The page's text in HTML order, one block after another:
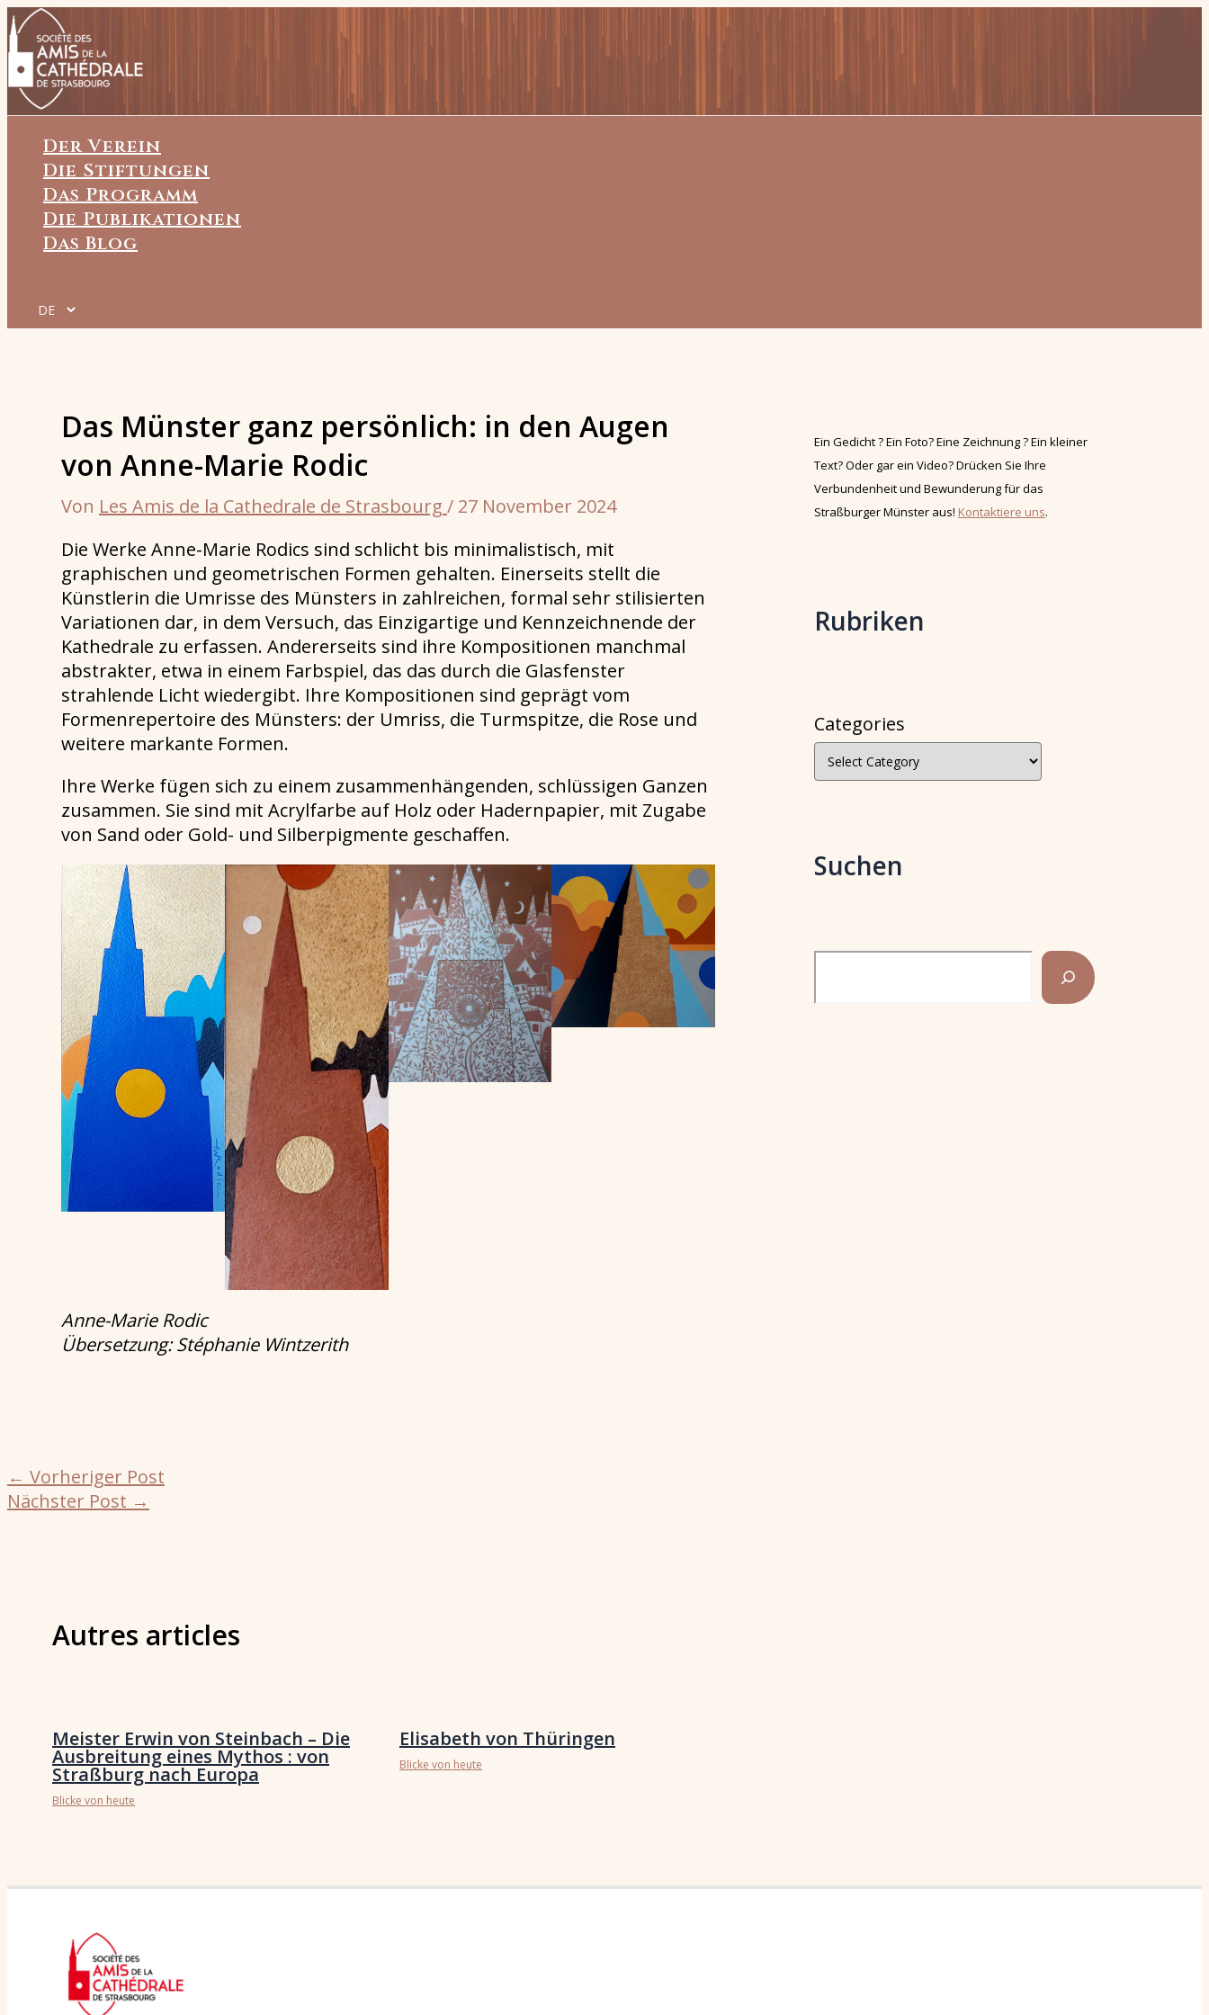
Zum
Inhalt
springen
Der Verein
Die Stiftungen
Das Programm
Die Publikationen
Das Blog
Sprache
auswählen
Das Münster ganz persönlich: in den Augen
von Anne-Marie Rodic
Von Les Amis de la Cathedrale de Strasbourg / 27 November 2024
Die Werke Anne-Marie Rodics sind schlicht bis minimalistisch, mit
graphischen und geometrischen Formen gehalten. Einerseits stellt die
Künstlerin die Umrisse des Münsters in zahlreichen, formal sehr stilisierten
Variationen dar, in dem Versuch, das Einzigartige und Kennzeichnende der
Kathedrale zu erfassen. Andererseits sind ihre Kompositionen manchmal
abstrakter, etwa in einem Farbspiel, das das durch die Glasfenster
strahlende Licht wiedergibt. Ihre Kompositionen sind geprägt vom
Formenrepertoire des Münsters: der Umriss, die Turmspitze, die Rose und
weitere markante Formen.
Ihre Werke fügen sich zu einem zusammenhängenden, schlüssigen Ganzen
zusammen. Sie sind mit Acrylfarbe auf Holz oder Hadernpapier, mit Zugabe
von Sand oder Gold- und Silberpigmente geschaffen.
Anne-Marie Rodic
Übersetzung: Stéphanie Wintzerith
← Vorheriger Post
Nächster Post →
Autres articles
Meister Erwin von Steinbach – Die
Ausbreitung eines Mythos : von
Straßburg nach Europa
Blicke von heute
Elisabeth von Thüringen
Blicke von heute
Ein Gedicht ? Ein Foto? Eine Zeichnung ? Ein kleiner
Text? Oder gar ein Video? Drücken Sie Ihre
Verbundenheit und Bewunderung für das
Straßburger Münster aus! Kontaktiere uns.
Rubriken
Categories
Suchen